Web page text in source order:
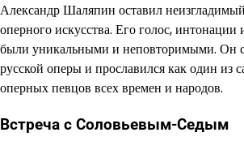
Александр Шаляпин оставил
оперного искусства. Его голос, интонации
были уникальными и неповторимыми. Он
русской оперы и прославился как один из
оперных певцов всех времен и народов.
Встреча с Соловьевым-Седым